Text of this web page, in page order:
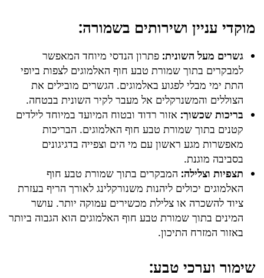
מוקדי עניין ושירותים בשמורה:
גשרים מעל השונית: פתרון הנדסי מיוחד המאפשר
למבקרים בתוך שמורת טבע חוף האלמוגים לצפות ביופי
התת ימי מבלי לפגוע באלמוגים. הגשרים מובילים את
הצוללים והמשנרקלים אל מעבר לקיר השונית בבטחה.
בריכות שכשוך: אזור רדוד ובטוח המיועד במיוחד לילדים
קטנים בתוך שמורת טבע חוף האלמוגים. הבריכות
מאפשרות מגע ראשון עם מי הים וצפייה בדגיגונים
בסביבה מוגנת.
תצפיות וצלילה: המבקרים בתוך שמורת טבע חוף
האלמוגים יכולים ליהנות משנורקלינג לאורך הריף בעזרת
ציוד להשכרה או צלילת מכשירים עמוקה יותר. עושר
המינים בתוך שמורת טבע חוף האלמוגים הוא הגבוה ביותר
באזור המזרח התיכון.
שימור וערכי טבע: